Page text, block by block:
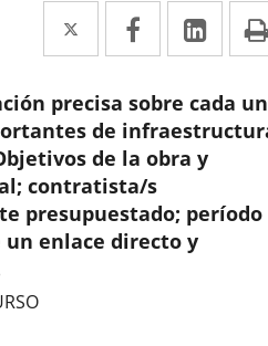
Twitter
Enlace
a
una
aplicación
externa.
Facebook
Enlace
a
una
aplicación
externa.
a
una
precisa sobre cada
de
de la obra y
contratista/s
presupuestado; período
enlace directo y